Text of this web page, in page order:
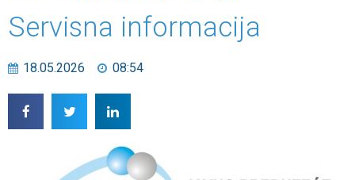
Servisna informacija
18.05.2026 08:54